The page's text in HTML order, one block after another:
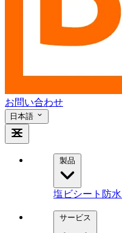
お問い合わせ
日本語
製品
塩ビシート防水
サービス